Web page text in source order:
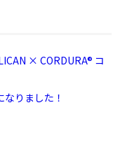
× CORDURA® コ
りました！